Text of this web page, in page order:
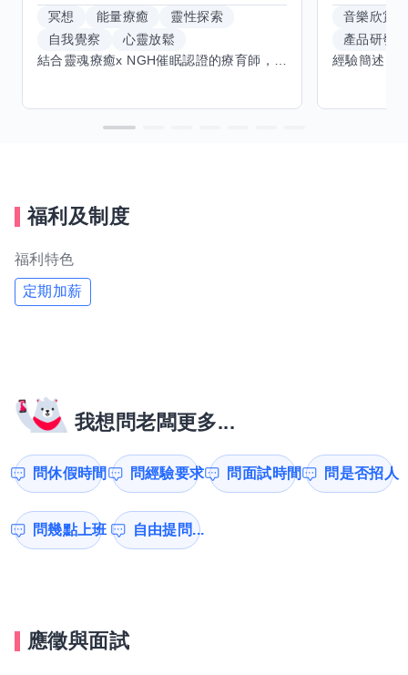
冥想 能量療癒
靈性探索
自我覺察
心靈放鬆
音樂欣賞
產品研發
福利及制度
福利特色
定期加薪
我想問老闆更多...
問休假時間 問經驗要求 問面試時間 問是否招人
問幾點上班 自由提問...
應徵與面試